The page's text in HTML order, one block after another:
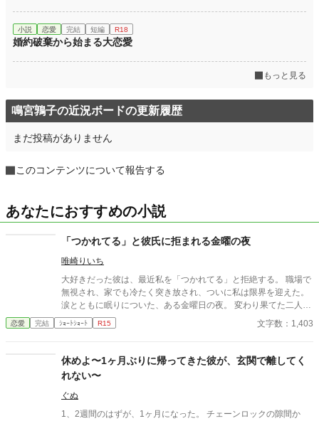
小説 恋愛 完結 短編 R18
婚約破棄から始まる大恋愛
もっと見る
鳴宮鶉子の近況ボードの更新履歴
まだ投稿がありません
このコンテンツについて報告する
あなたにおすすめの小説
「つかれてる」と彼氏に拒まれる金曜の夜
唯崎りいち
大好きだった彼は、最近私を「つかれてる」と拒絶する。 職場で
無視され、家でも冷たく突き放され、ついに私は限界を迎えた。
涙とともに眠りについた、ある金曜日の夜。 変わり果てた二人の
関係は、予想もしない結末を迎える。
恋愛 完結 ｼｮｰﾄｼｮｰﾄ R15 文字数：1,403
休めよ〜1ヶ月ぶりに帰ってきた彼が、玄関で離してく
れない〜
ぐぬ
1、2週間のはずが、1ヶ月になった。 チェーンロックの隙間か